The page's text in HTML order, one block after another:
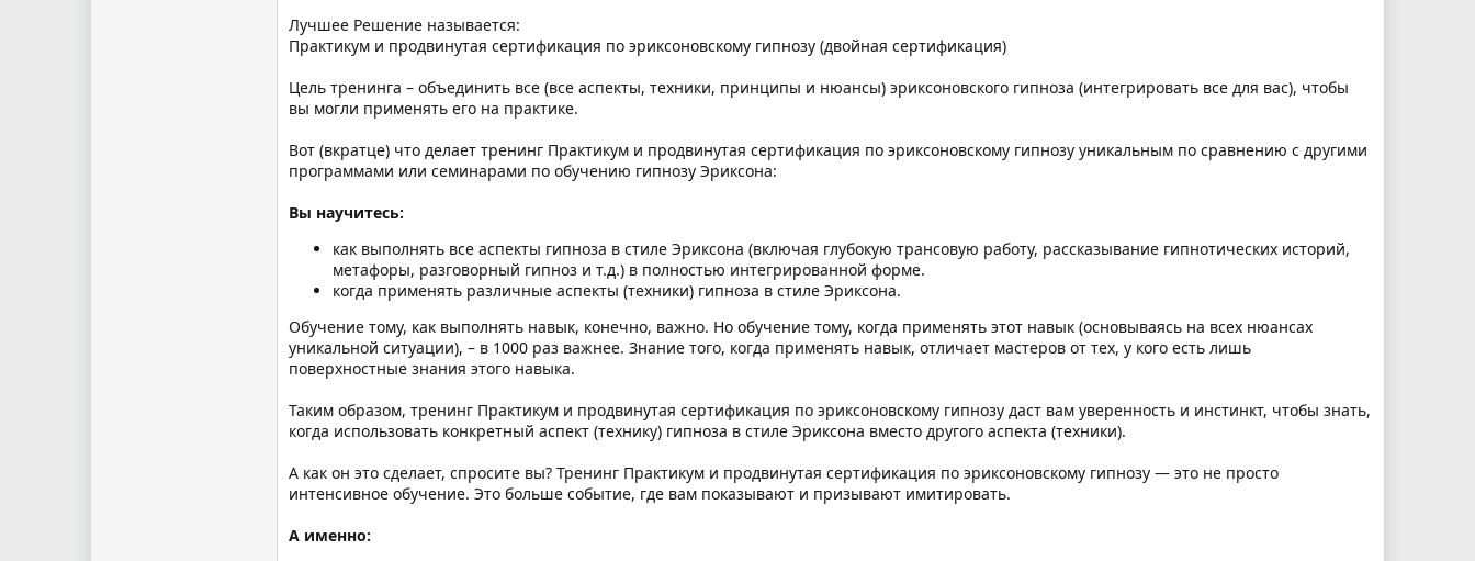
Лучшее Решение называется:
Практикум и продвинутая сертификация по эриксоновскому гипнозу (двойная сертификация)
Цель тренинга – объединить все (все аспекты, техники, принципы и нюансы) эриксоновского гипноза (интегрировать все для вас), чтобы
вы могли применять его на практике.
Вот (вкратце) что делает тренинг Практикум и продвинутая сертификация по эриксоновскому гипнозу уникальным по сравнению с другими
программами или семинарами по обучению гипнозу Эриксона:
Вы научитесь:
как выполнять все аспекты гипноза в стиле Эриксона (включая глубокую трансовую работу, рассказывание гипнотических историй,
метафоры, разговорный гипноз и т.д.) в полностью интегрированной форме.
когда применять различные аспекты (техники) гипноза в стиле Эриксона.
Обучение тому, как выполнять навык, конечно, важно. Но обучение тому, когда применять этот навык (основываясь на всех нюансах
уникальной ситуации), – в 1000 раз важнее. Знание того, когда применять навык, отличает мастеров от тех, у кого есть лишь
поверхностные знания этого навыка.
Таким образом, тренинг Практикум и продвинутая сертификация по эриксоновскому гипнозу даст вам уверенность и инстинкт, чтобы знать,
когда использовать конкретный аспект (технику) гипноза в стиле Эриксона вместо другого аспекта (техники).
А как он это сделает, спросите вы? Тренинг Практикум и продвинутая сертификация по эриксоновскому гипнозу — это не просто
интенсивное обучение. Это больше событие, где вам показывают и призывают имитировать.
А именно: